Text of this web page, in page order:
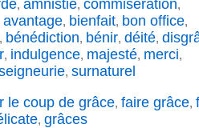
, amnistie, commisération,
avantage, bienfait, bon office,
bénédiction, bénir, déité,
, indulgence, majesté, merci,
, surnaturel
le coup de grâce, faire grâce,
, grâces